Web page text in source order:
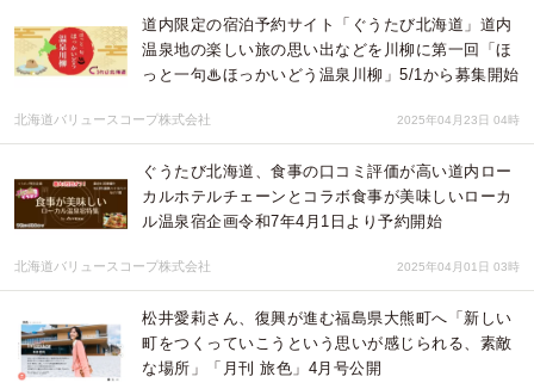
道内限定の宿泊予約サイト「ぐうたび北海道」道内
温泉地の楽しい旅の思い出などを川柳に第一回「ほ
っと一句♨ほっかいどう温泉川柳」5/1から募集開始
北海道バリュースコープ株式会社 2025年04月23日 04時
ぐうたび北海道、食事の口コミ評価が高い道内ロー
カルホテルチェーンとコラボ食事が美味しいローカ
ル温泉宿企画令和7年4月1日より予約開始
北海道バリュースコープ株式会社 2025年04月01日 03時
松井愛莉さん、復興が進む福島県大熊町へ「新しい
町をつくっていこうという思いが感じられる、素敵
な場所」「月刊 旅色」4月号公開